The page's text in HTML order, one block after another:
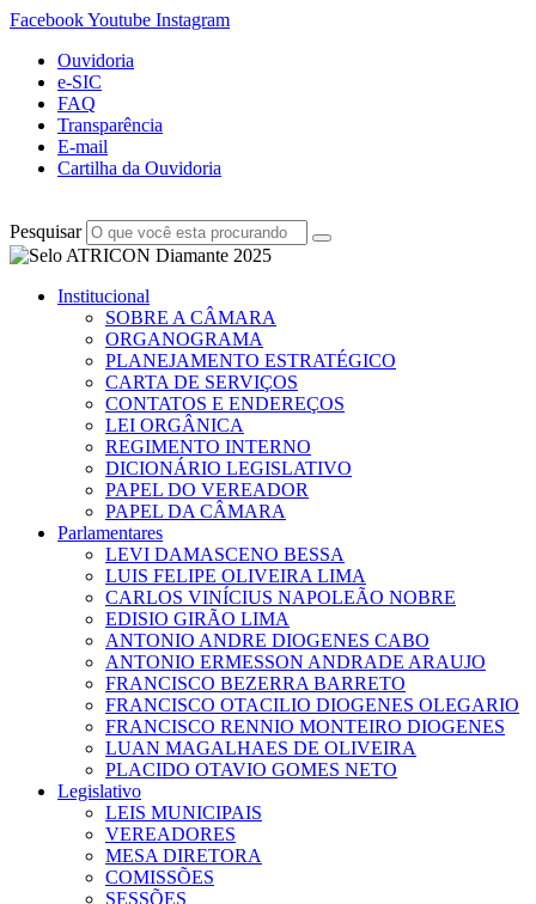
FacebookYoutube Instagram
Ouvidoria
e-SIC
FAQ
Transparência
E-mail
Cartilha da Ouvidoria
Pesquisar
Institucional
SOBRE A CÂMARA
ORGANOGRAMA
PLANEJAMENTO ESTRATÉGICO
CARTA DE SERVIÇOS
CONTATOS E ENDEREÇOS
LEI ORGÂNICA
REGIMENTO INTERNO
DICIONÁRIO LEGISLATIVO
PAPEL DO VEREADOR
PAPEL DA CÂMARA
Parlamentares
LEVI DAMASCENO BESSA
LUIS FELIPE OLIVEIRA LIMA
CARLOS VINÍCIUS NAPOLEÃO NOBRE
EDISIO GIRÃO LIMA
ANTONIO ANDRE DIOGENES CABO
ANTONIO ERMESSON ANDRADE ARAUJO
FRANCISCO BEZERRA BARRETO
FRANCISCO OTACILIO DIOGENES OLEGARIO
FRANCISCO RENNIO MONTEIRO DIOGENES
LUAN MAGALHAES DE OLIVEIRA
PLACIDO OTAVIO GOMES NETO
Legislativo
LEIS MUNICIPAIS
VEREADORES
MESA DIRETORA
COMISSÕES
SESSÕES